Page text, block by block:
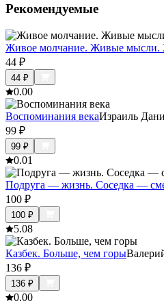
Рекомендуемые
Живое молчание. Живые мысли.
44 ₽
44 ₽
0.00
Воспоминания векаИзраиль
99 ₽
99 ₽
0.01
Подруга — жизнь. Соседка —
100 ₽
100 ₽
5.08
Казбек. Больше, чем горы
136 ₽
136 ₽
0.00